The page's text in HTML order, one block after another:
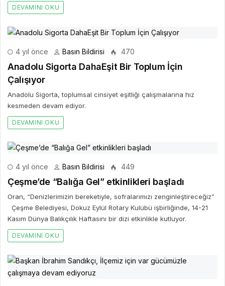
DEVAMINI OKU
4 yıl önce Basın Bildirisi 470
Anadolu Sigorta DahaEşit Bir Toplum İçin
Çalışıyor
Anadolu Sigorta, toplumsal cinsiyet eşitliği çalışmalarına hız
kesmeden devam ediyor.
DEVAMINI OKU
4 yıl önce Basın Bildirisi 449
Çeşme’de “Balığa Gel” etkinlikleri başladı
Oran, “Denizlerimizin bereketiyle, sofralarımızı zenginleştireceğiz”
Çeşme Belediyesi, Dokuz Eylül Rotary Kulübü işbirliğinde, 14-21
Kasım Dünya Balıkçılık Haftasını bir dizi etkinlikle kutluyor.
DEVAMINI OKU